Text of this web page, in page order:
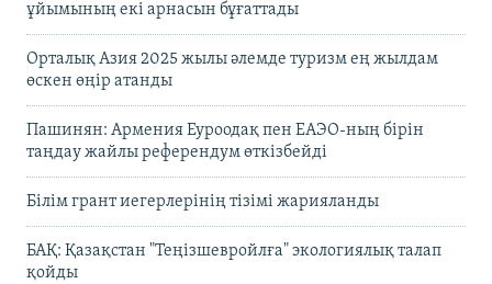
ұйымының екі арнасын бұғаттады
Орталық Азия 2025 жылы әлемде туризм ең жылдам
өскен өңір атанды
Пашинян: Армения Еуроодақ пен ЕАЭО-ның бірін
таңдау жайлы референдум өткізбейді
Білім грант иегерлерінің тізімі жарияланды
БАҚ: Қазақстан "Теңізшевройлға" экологиялық талап
қойды